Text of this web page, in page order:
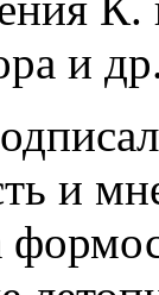
и
и